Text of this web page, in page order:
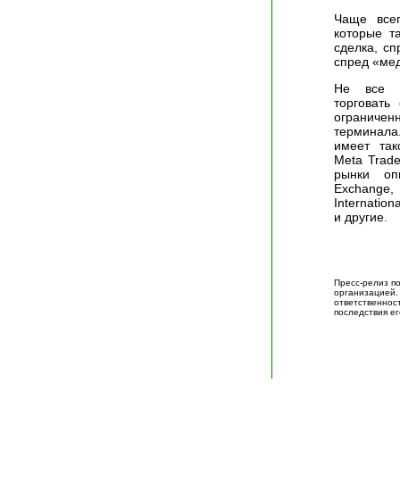
Чаще
которые
сделка,
спред
Не все
имеет
Meta
рынки
и другие.
Пресс-релиз
последствия